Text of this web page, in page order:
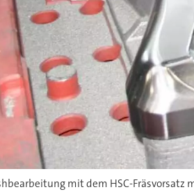
mit dem HSC-Fräsvorsatz